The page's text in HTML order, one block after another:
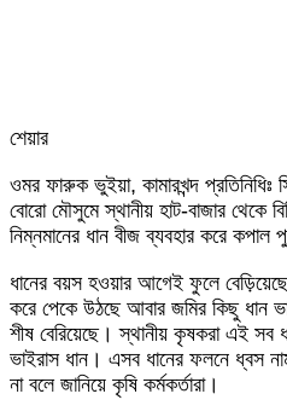
শেয়ার
via
Email
ওমর ফারুক ভুইয়া, কামারখন্দ প্রতিনিধিঃ
বোরো মৌসুমে স্থানীয় হাট-বাজার থেকে
নিম্নমানের ধান বীজ ব্যবহার করে
ধানের বয়স হওয়ার আগেই ফুলে
করে পেকে উঠছে আবার জমির কিছু ধান
শীষ বেরিয়েছে। স্থানীয় কৃষকরা এই সব
ভাইরাস ধান। এসব ধানের ফলনে ধ্বস
না বলে জানিয়ে কৃষি কর্মকর্তারা।